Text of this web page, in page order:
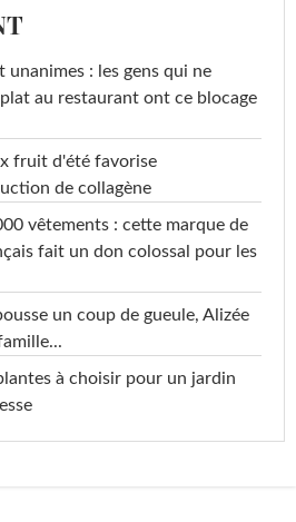
unanimes : les gens qui ne
au restaurant ont ce blocage
fruit d'été favorise
de collagène
vêtements : cette marque de
fait un don colossal pour les
un coup de gueule, Alizée
à choisir pour un jardin